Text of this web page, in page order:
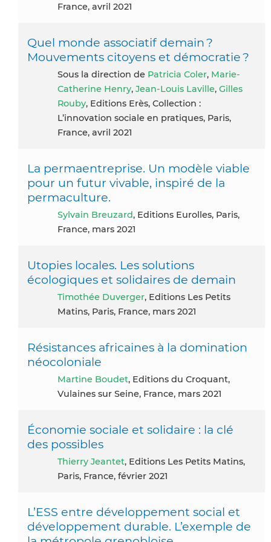
France, avril 2021
Quel monde associatif demain ?
Mouvements citoyens et démocratie ?
Sous la direction de Patricia Coler, Marie-
Catherine Henry, Jean-Louis Laville, Gilles
Rouby, Editions Erès, Collection :
L’innovation sociale en pratiques, Paris,
France, avril 2021
La permaentreprise. Un modèle viable
pour un futur vivable, inspiré de la
permaculture.
Sylvain Breuzard, Editions Eurolles, Paris,
France, mars 2021
Utopies locales. Les solutions
écologiques et solidaires de demain
Timothée Duverger, Editions Les Petits
Matins, Paris, France, mars 2021
Résistances africaines à la domination
néocoloniale
Martine Boudet, Editions du Croquant,
Vulaines sur Seine, France, mars 2021
Économie sociale et solidaire : la clé
des possibles
Thierry Jeantet, Editions Les Petits Matins,
Paris, France, février 2021
L’ESS entre développement social et
développement durable. L’exemple de